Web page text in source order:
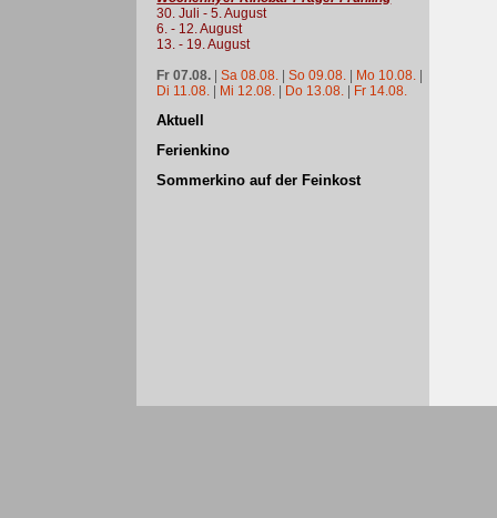
30. Juli - 5. August
6. - 12. August
13. - 19. August
Fr 07.08. |Sa 08.08. |So 09.08. | Mo 10.08. |
Di 11.08. | Mi 12.08. | Do 13.08. | Fr 14.08.
Aktuell
Ferienkino
Sommerkino auf der Feinkost